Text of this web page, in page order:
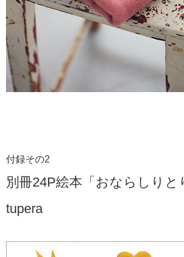
付録その2
別冊24P絵本「おならしりと
tupera